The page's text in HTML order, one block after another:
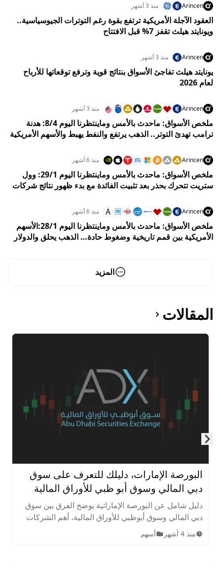
Arincen منذ 3 أشهر
العقود الآجلة الأمريكية ترتفع بقوة رغم التوترات الجيوسياسية..
ويونايتد هيلث تقفز 7% قبل الافتتاح
Arincen منذ 3 أشهر
يونايتد هيلث تفاجئ الأسواق بنتائج قوية وترفع توقعاتها للأرباح
لعام 2026
Arincen منذ 3 أشهر
ملخص الأسواق: ماحدث بالأمس وماينتظرنا اليوم 8/4: هدنة
ترامب تهدئ التوتر.. الذهب يرتفع والنفط يهبط والأسهم الأمريكية
Arincen منذ 6 أشهر
ملخص الأسواق: ماحدث بالأمس وماينتظرنا اليوم 29/1: وول
ستريت تتحرك بحذر بعد تثبيت الفائدة مع بدء ظهور نتائج شركات
Arincen
A منذ 6 أشهر
ملخص الأسواق: ماحدث بالأمس وماينتظرنا اليوم 28/1:الأسهم
الأمريكية بين قمم تاريخية وضغوط حادة… الذهب يحلق والدولار
المزيد
المقالات
البورصة الإمارات، دليلك للتعرف على سوق
دبي المالي وسوق أبو ظبي للأوراق المالية
دليل شامل عن البورصة الإماراتية يوضح الفرق بين سوق
دبي المالي وسوق أبوظبي للأوراق المالية، أهم الشركات
المدرجة، الأصول المتاحة، ساعات التداول، وخطوات
الاستثمار للمبتدئين.
منذ 4 أشهر أسهم